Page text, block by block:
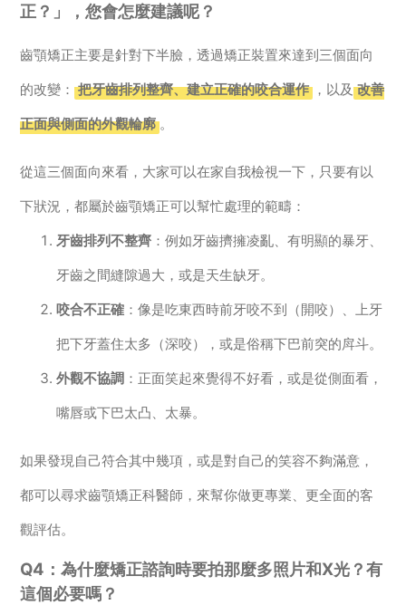
正？」，您會怎麼建議呢？
齒顎矯正主要是針對下半臉，透過矯正裝置來達到三個面向
的改變： 把牙齒排列整齊、建立正確的咬合運作 ，以及 改善
正面與側面的外觀輪廓 。
從這三個面向來看，大家可以在家自我檢視一下，只要有以
下狀況，都屬於齒顎矯正可以幫忙處理的範疇：
牙齒排列不整齊 ：例如牙齒擠擁凌亂、有明顯的暴牙、
牙齒之間縫隙過大，或是天生缺牙。
咬合不正確 ：像是吃東西時前牙咬不到（開咬）、上牙
把下牙蓋住太多（深咬），或是俗稱下巴前突的戽斗。
外觀不協調 ：正面笑起來覺得不好看，或是從側面看，
嘴唇或下巴太凸、太暴。
如果發現自己符合其中幾項，或是對自己的笑容不夠滿意，
都可以尋求齒顎矯正科醫師，來幫你做更專業、更全面的客
觀評估。
Q4：為什麼矯正諮詢時要拍那麼多照片和X光？有
這個必要嗎？